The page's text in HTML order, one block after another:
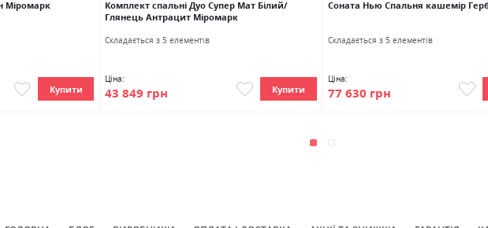
Міромарк
Купити
Комплект спальні Дуо Супер Мат Білий/
Глянець Антрацит Міромарк
Cкладається з 5 елементів
Ціна:
43 849 грн Купити
Соната Нью Спальня кашемір
Cкладається з 5 елементів
Ціна:
77 630 грн